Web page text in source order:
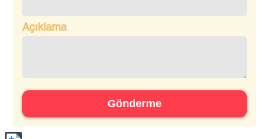
Açıklama
Gönderme